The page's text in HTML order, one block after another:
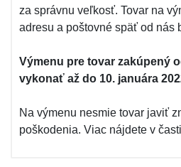
za správnu veľkosť. Tovar na
adresu a poštovné späť od nás
Výmenu pre tovar zakúpený
vykonať až do 10. januára
Na výmenu nesmie tovar javiť
poškodenia. Viac nájdete v